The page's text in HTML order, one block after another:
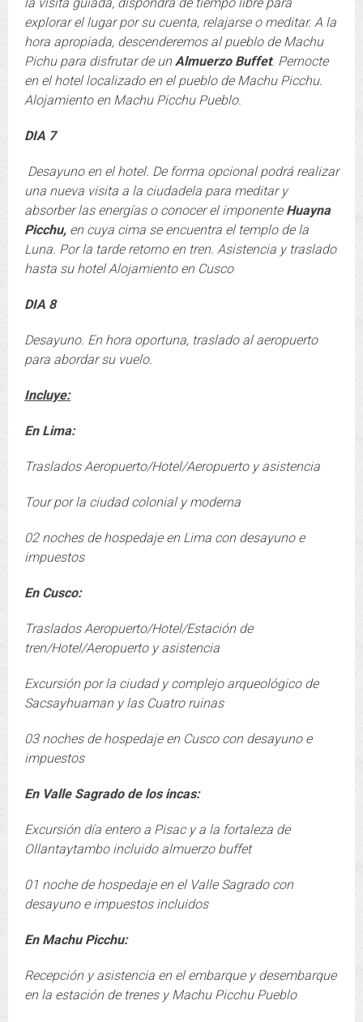
explorar el lugar por su cuenta, relajarse o meditar. A la
hora apropiada, descenderemos al pueblo de Machu
Pichu para disfrutar de unAlmuerzo Buffet. Pernocte
en el hotel localizado en el pueblo de Machu Picchu.
Alojamiento en Machu Picchu Pueblo.
DIA 7
Desayuno en el hotel. De forma opcional podrá realizar
una nueva visita a la ciudadela para meditar y
absorber las energías o conocer el imponente Huayna
Picchu, en cuya cima se encuentra el templo de la
Luna. Por la tarde retorno en tren. Asistencia y traslado
hasta su hotel Alojamiento en Cusco
DIA 8
Desayuno. En hora oportuna, traslado al aeropuerto
para abordar su vuelo.
Incluye:
En Lima:
Traslados Aeropuerto/Hotel/Aeropuerto y asistencia
Tour por la ciudad colonial y moderna
02 noches de hospedaje en Lima con desayuno e
impuestos
En Cusco:
Traslados Aeropuerto/Hotel/Estación de
tren/Hotel/Aeropuerto y asistencia
Excursión por la ciudad y complejo arqueológico de
Sacsayhuaman y las Cuatro ruinas
03 noches de hospedaje en Cusco con desayuno e
impuestos
En Valle Sagrado de los incas:
Excursión día entero a Pisac y a la fortaleza de
Ollantaytambo incluido almuerzo buffet
01 noche de hospedaje en el Valle Sagrado con
desayuno e impuestos incluidos
En Machu Picchu:
Recepción y asistencia en el embarque y desembarque
en la estación de trenes y Machu Picchu Pueblo